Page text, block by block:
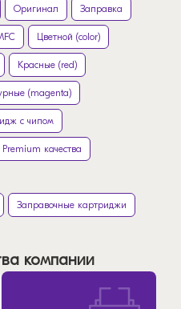
Оригинал Заправка
Цветной (color)
Красные (red)
(magenta)
с чипом
качества
Заправочные картриджи
компании